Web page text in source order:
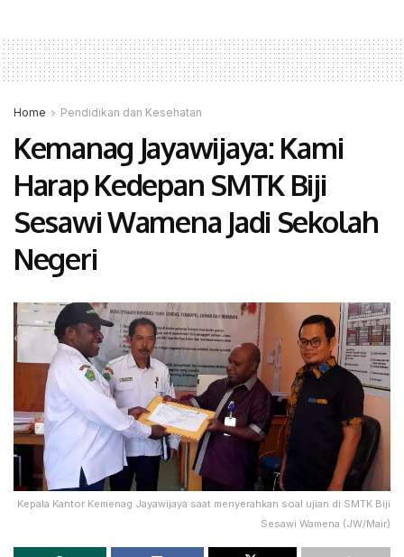
Home Pendidikan dan Kesehatan
Kemanag Jayawijaya: Kami
Harap Kedepan SMTK Biji
Sesawi Wamena Jadi Sekolah
Negeri
Kepala Kantor Kemenag Jayawijaya saat menyerahkan soal ujian di SMTK Biji
Sesawi Wamena (JW/Mair)